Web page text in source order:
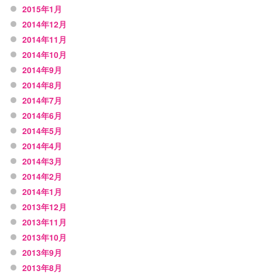
2015年1月
2014年12月
2014年11月
2014年10月
2014年9月
2014年8月
2014年7月
2014年6月
2014年5月
2014年4月
2014年3月
2014年2月
2014年1月
2013年12月
2013年11月
2013年10月
2013年9月
2013年8月